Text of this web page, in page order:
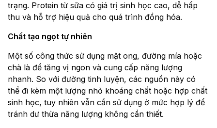
trạng. Protein từ sữa có giá trị sinh học cao, dễ hấp
thu và hỗ trợ hiệu quả cho quá trình đồng hóa.
Chất tạo ngọt tự nhiên
Một số công thức sử dụng mật ong, đường mía hoặc
chà là để tăng vị ngon và cung cấp năng lượng
nhanh. So với đường tinh luyện, các nguồn này có
thể đi kèm một lượng nhỏ khoáng chất hoặc hợp chất
sinh học, tuy nhiên vẫn cần sử dụng ở mức hợp lý để
tránh dư thừa năng lượng không cần thiết.